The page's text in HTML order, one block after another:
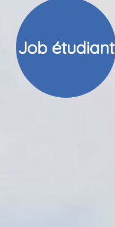
Job étudiant